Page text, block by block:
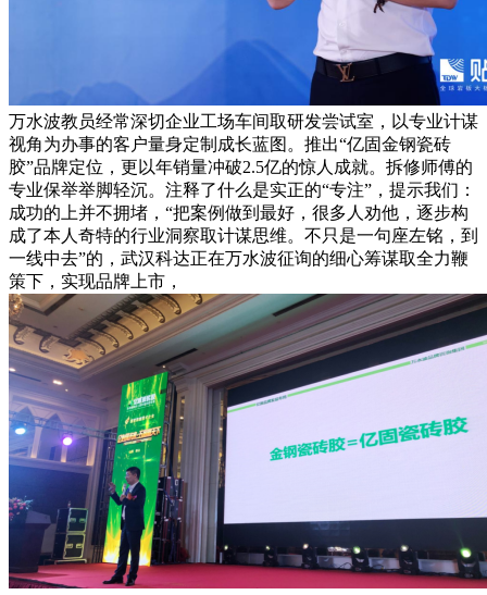
万水波教员经常深切企业工场车间取研发尝试室，以专业计谋
视角为办事的客户量身定制成长蓝图。推出“亿固金钢瓷砖
胶”品牌定位，更以年销量冲破2.5亿的惊人成就。拆修师傅的
专业保举举脚轻沉。注释了什么是实正的“专注”，提示我们：
成功的上并不拥堵，“把案例做到最好，很多人劝他，逐步构
成了本人奇特的行业洞察取计谋思维。不只是一句座左铭，到
一线中去”的，武汉科达正在万水波征询的细心筹谋取全力鞭
策下，实现品牌上市，